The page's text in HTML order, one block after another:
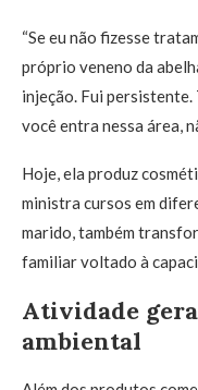
“Se eu não fizesse
próprio veneno da
injeção. Fui persistente.
você entra nessa área,
Hoje, ela produz
ministra cursos em
marido, também
familiar voltado à
Atividade
ambiental